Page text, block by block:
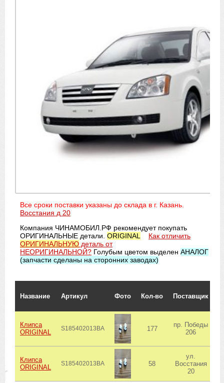
Все сроки поставки указаны до склада в г. Казань.
Восстания д 20
Компания ЧИНАМОБИЛ.РФ рекомендует покупать
ОРИГИНАЛЬНЫЕ детали. ORIGINAL
Как отличить
ОРИГИНАЛЬНУЮ деталь от
НЕОРИГИНАЛЬНОЙ? Голубым цветом выделен АНАЛОГ
(запчасти сделаны на сторонних заводах)
Название Артикул Фото Кол-во Поставщик
Клипса
ORIGINAL
S185402013BA 177
пр. Победы
206
Клипса
ORIGINAL
S185402013BA 58
ул.
Восстания
20